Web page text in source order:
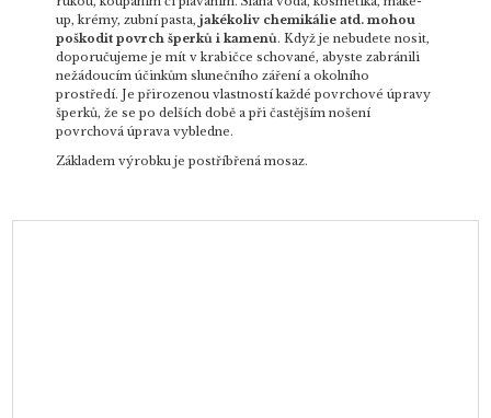
up, krémy, zubní pasta, jakékoliv chemikálie atd. mohou
poškodit povrch šperků i kamenů. Když je nebudete nosit,
doporučujeme je mít v krabičce schované, abyste zabránili
nežádoucím účinkům slunečního záření a okolního
prostředí. Je přirozenou vlastností každé povrchové úpravy
šperků, že se po delších době a při častějším nošení
povrchová úprava vybledne.
Základem výrobku je postříbřená mosaz.